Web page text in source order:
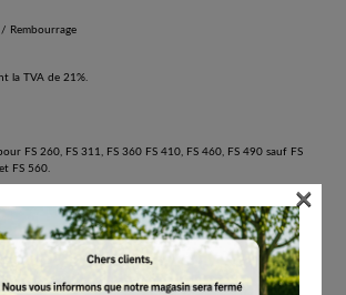
Rembourrage
la TVA de 21%.
FS 260, FS 311, FS 360 FS 410, FS 460, FS 490 sauf FS
FS 560.
et les particuliers exigeants
des mains grâce à la protection contre le matériel volant
311, FS 360, FS 410, FS 460, FS 490, FS 510 et FS 560
×